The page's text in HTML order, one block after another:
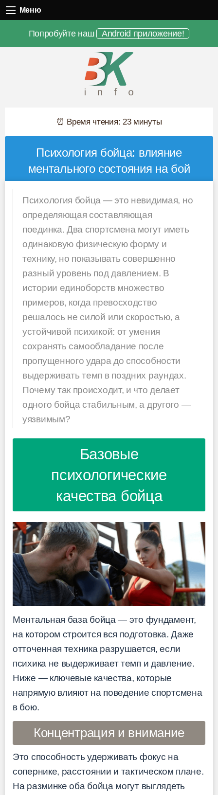
Меню
Попробуйте наш Android приложение!
⏰ Время чтения: 23 минуты
Психология бойца: влияние
ментального состояния на бой
Психология бойца — это невидимая, но
определяющая составляющая
поединка. Два спортсмена могут иметь
одинаковую физическую форму и
технику, но показывать совершенно
разный уровень под давлением. В
истории единоборств множество
примеров, когда превосходство
решалось не силой или скоростью, а
устойчивой психикой: от умения
сохранять самообладание после
пропущенного удара до способности
выдерживать темп в поздних раундах.
Почему так происходит, и что делает
одного бойца стабильным, а другого —
уязвимым?
Базовые
психологические
качества бойца
Ментальная база бойца — это фундамент,
на котором строится вся подготовка. Даже
отточенная техника разрушается, если
психика не выдерживает темп и давление.
Ниже — ключевые качества, которые
напрямую влияют на поведение спортсмена
в бою.
Концентрация и внимание
Это способность удерживать фокус на
сопернике, расстоянии и тактическом плане.
На разминке оба бойца могут выглядеть